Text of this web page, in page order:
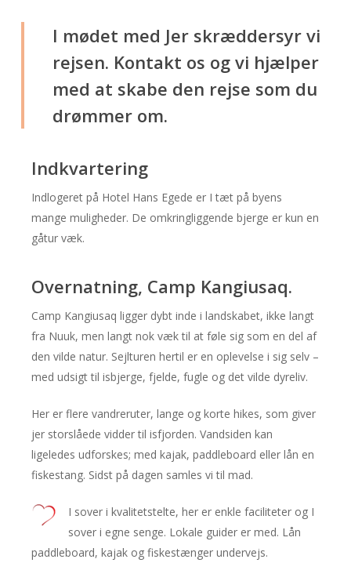
I mødet med Jer skræddersyr vi
rejsen. Kontakt os og vi hjælper
med at skabe den rejse som du
drømmer om.
Indkvartering
Indlogeret på Hotel Hans Egede er I tæt på byens
mange muligheder. De omkringliggende bjerge er kun en
gåtur væk.
Overnatning, Camp Kangiusaq.
Camp Kangiusaq ligger dybt inde i landskabet, ikke langt
fra Nuuk, men langt nok væk til at føle sig som en del af
den vilde natur. Sejlturen hertil er en oplevelse i sig selv –
med udsigt til isbjerge, fjelde, fugle og det vilde dyreliv.
Her er flere vandreruter, lange og korte hikes, som giver
jer storslåede vidder til isfjorden. Vandsiden kan
ligeledes udforskes; med kajak, paddleboard eller lån en
fiskestang. Sidst på dagen samles vi til mad.
I sover i kvalitetstelte, her er enkle faciliteter og I
sover i egne senge. Lokale guider er med. Lån
paddleboard, kajak og fiskestænger undervejs.